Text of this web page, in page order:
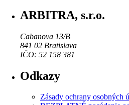
ARBITRA, s.r.o.
Cabanova 13/B
841 02 Bratislava
IČO: 52 158 381
Odkazy
Zásady ochrany osobných